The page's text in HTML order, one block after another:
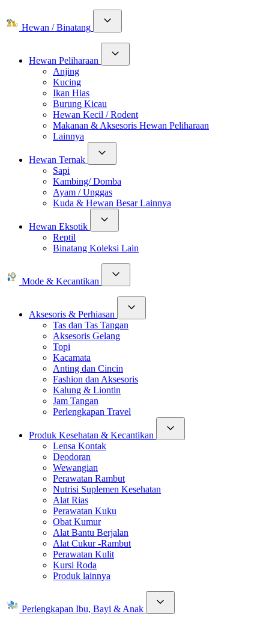
Hewan / Binatang
Hewan Peliharaan
Anjing
Kucing
Ikan Hias
Burung Kicau
Hewan Kecil / Rodent
Makanan & Aksesoris Hewan Peliharaan
Lainnya
Hewan Ternak
Sapi
Kambing/ Domba
Ayam / Unggas
Kuda & Hewan Besar Lainnya
Hewan Eksotik
Reptil
Binatang Koleksi Lain
Mode & Kecantikan
Aksesoris & Perhiasan
Tas dan Tas Tangan
Aksesoris Gelang
Topi
Kacamata
Anting dan Cincin
Fashion dan Aksesoris
Kalung & Liontin
Jam Tangan
Perlengkapan Travel
Produk Kesehatan & Kecantikan
Lensa Kontak
Deodoran
Wewangian
Perawatan Rambut
Nutrisi Suplemen Kesehatan
Alat Rias
Perawatan Kuku
Obat Kumur
Alat Bantu Berjalan
Alat Cukur -Rambut
Perawatan Kulit
Kursi Roda
Produk lainnya
Perlengkapan Ibu, Bayi & Anak